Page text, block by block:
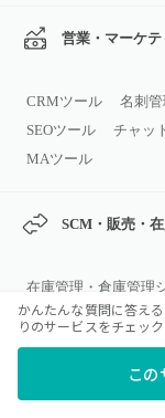
営業・マーケテ
CRMツール 名刺管
SEOツール
チャッ
MAツール
SCM・販売・
在庫管理・倉庫管理
購買管理システム
コミュニケー
ョン
かんたんな質問に答え
りのサービスをチェッ
こ